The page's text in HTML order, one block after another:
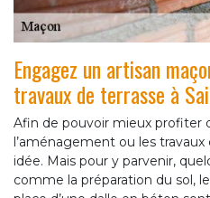
Engagez un artisan
travaux de terrasse à
Afin de pouvoir mieux profiter
l’aménagement ou les
idée. Mais pour y parvenir,
comme la préparation du sol,